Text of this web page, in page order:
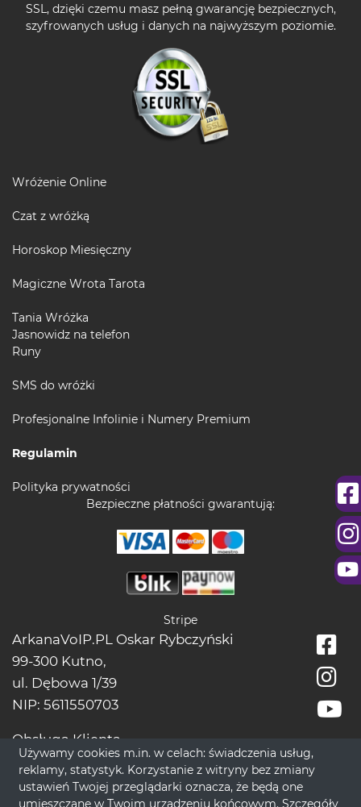
SSL, dzięki czemu masz pełną gwarancję bezpiecznych,
szyfrowanych usług i danych na najwyższym poziomie.
Wróżenie Online
Czat z wróżką
Horoskop Miesięczny
Magiczne Wrota Tarota
Tania Wróżka
Jasnowidz na telefon
Runy
SMS do wróżki
Profesjonalne Infolinie i Numery Premium
Regulamin
Polityka prywatności
Bezpieczne płatności gwarantują:
Stripe
ArkanaVoIP.PL Oskar Rybczyński
99-300 Kutno,
ul. Dębowa 1/39
NIP: 5611550703
Obsługa Klienta
tel.: +48228966666
bok[@]wrozbytarot.online
Używamy cookies m.in. w celach: świadczenia usług,
reklamy, statystyk. Korzystanie z witryny bez zmiany
ustawień Twojej przeglądarki oznacza, że będą one
umieszczane w Twoim urządzeniu końcowym. Szczegóły